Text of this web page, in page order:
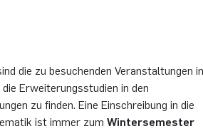
die zu besuchenden Veranstaltungen in
Erweiterungsstudien in den
zu finden. Eine Einschreibung in die
ist immer zum Wintersemester